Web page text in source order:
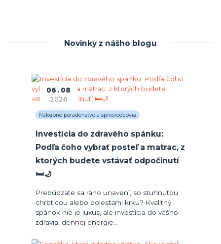
Novinky z nášho blogu
06
08
2026
Nákupné poradenstvo a sprievodcovia
Investícia do zdravého spánku:
Podľa čoho vybrať posteľ a matrac, z
ktorých budete vstávať odpočinutí
🛏️🌙
Prebúdzate sa ráno unavení, so stuhnutou
chrbticou alebo bolesťami krku? Kvalitný
spánok nie je luxus, ale investícia do vášho
zdravia, dennej energie...